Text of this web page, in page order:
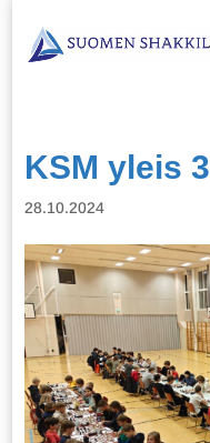
KSM yleis 3
28.10.2024